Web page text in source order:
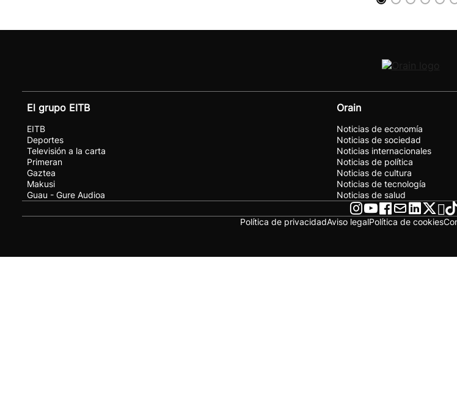
El grupo EITB
EITB
Deportes
Televisión a la carta
Primeran
Gaztea
Makusi
Guau - Gure Audioa
Orain
Noticias de economía
Noticias de sociedad
Noticias internacionales
Noticias de política
Noticias de cultura
Noticias de tecnología
Noticias de salud
Política de privacidadAviso legalPolítica de cookies